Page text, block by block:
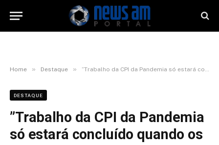
Home » Destaque » ”Trabalho da CPI da Pandemia só estará concluído quando os responsáveis forem punidos na Justiça”, afirma Omar Aziz
DESTAQUE
”Trabalho da CPI da Pandemia
só estará concluído quando os